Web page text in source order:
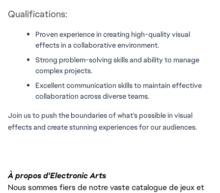
Qualifications:
Proven experience in creating high-quality visual
effects in a collaborative environment.
Strong problem-solving skills and ability to manage
complex projects.
Excellent communication skills to maintain effective
collaboration across diverse teams.
Join us to push the boundaries of what's possible in visual
effects and create stunning experiences for our audiences.
À propos d'Electronic Arts
Nous sommes fiers de notre vaste catalogue de jeux et